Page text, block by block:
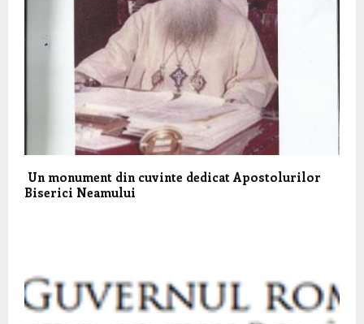
Un monument din cuvinte dedicat Apostolurilor
Biserici Neamului